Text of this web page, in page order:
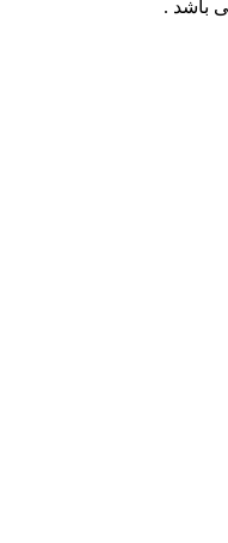
باشد .